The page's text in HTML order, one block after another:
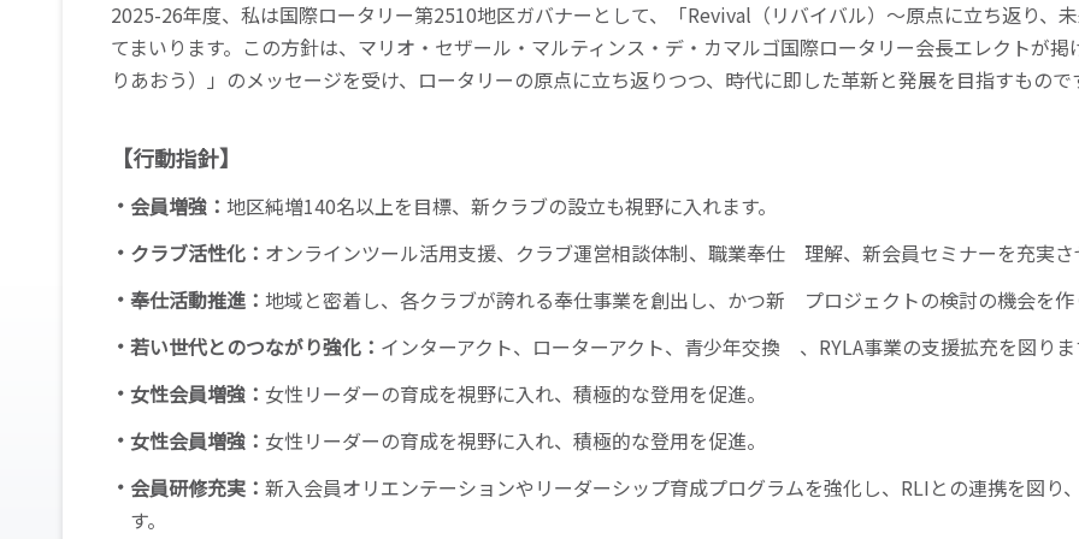
2025-26年度、私は国際ロータリー第2510地区ガバナーとして、「Revival（リバイバル）～原点に立ち返り、
てまいります。この方針は、マリオ・セザール・マルティンス・デ・カマルゴ国際ロータリー会長エレクトが
りあおう）」のメッセージを受け、ロータリーの原点に立ち返りつつ、時代に即した革新と発展を目指すもので
【行動指針】
会員増強： 地区純増140名以上を目標、新クラブの設立も視野に入れます。
クラブ活性化： オンラインツール活用支援、クラブ運営相談体制、職業奉仕 理解、新会員セミナーを充実さ
奉仕活動推進： 地域と密着し、各クラブが誇れる奉仕事業を創出し、かつ新 プロジェクトの検討の機会を作
若い世代とのつながり強化： インターアクト、ローターアクト、青少年交換 、RYLA事業の支援拡充を図りま
女性会員増強： 女性リーダーの育成を視野に入れ、積極的な登用を促進。
女性会員増強： 女性リーダーの育成を視野に入れ、積極的な登用を促進。
会員研修充実： 新入会員オリエンテーションやリーダーシップ育成プログラムを強化し、RLIとの連携を図
す。